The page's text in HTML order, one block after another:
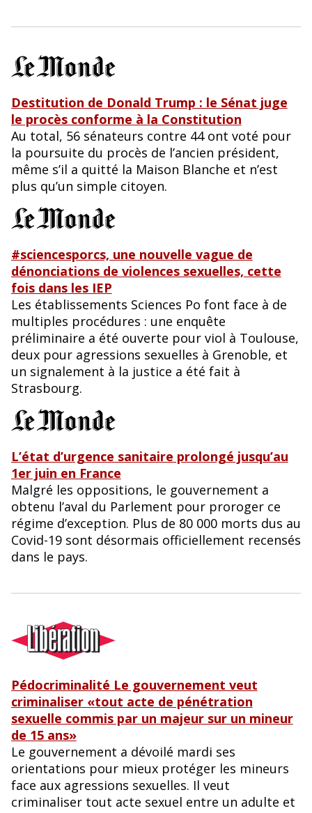
Destitution de Donald Trump : le Sénat juge
le procès conforme à la Constitution
Au total, 56 sénateurs contre 44 ont voté pour
la poursuite du procès de l’ancien président,
même s’il a quitté la Maison Blanche et n’est
plus qu’un simple citoyen.
#sciencesporcs, une nouvelle vague de
dénonciations de violences sexuelles, cette
fois dans les IEP
Les établissements Sciences Po font face à de
multiples procédures : une enquête
préliminaire a été ouverte pour viol à Toulouse,
deux pour agressions sexuelles à Grenoble, et
un signalement à la justice a été fait à
Strasbourg.
L’état d’urgence sanitaire prolongé jusqu’au
1er juin en France
Malgré les oppositions, le gouvernement a
obtenu l’aval du Parlement pour proroger ce
régime d’exception. Plus de 80 000 morts dus au
Covid-19 sont désormais officiellement recensés
dans le pays.
Pédocriminalité Le gouvernement veut
criminaliser «tout acte de pénétration
sexuelle commis par un majeur sur un mineur
de 15 ans»
Le gouvernement a dévoilé mardi ses
orientations pour mieux protéger les mineurs
face aux agressions sexuelles. Il veut
criminaliser tout acte sexuel entre un adulte et